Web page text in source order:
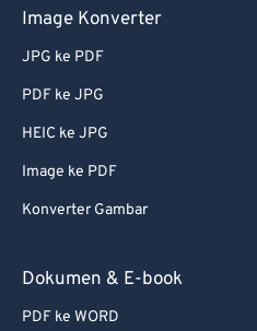
Image Konverter
JPG ke PDF
PDF ke JPG
HEIC ke JPG
Image ke PDF
Konverter Gambar
Dokumen & E-book
PDF ke WORD